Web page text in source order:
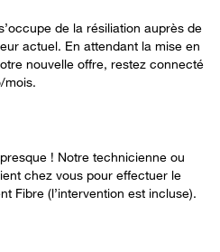
de la résiliation auprès de
actuel. En attendant la mise en
nouvelle offre, restez connecté
mois.
! Notre technicienne ou
chez vous pour effectuer le
Fibre (l’intervention est incluse).